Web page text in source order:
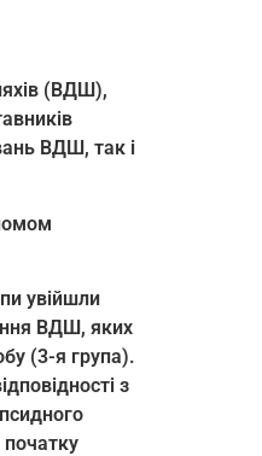
(ВДШ),
ВДШ, так і
увійшли
ВДШ, яких
(3-я група).
з